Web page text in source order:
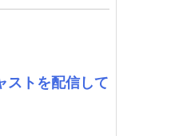
ストを配信して